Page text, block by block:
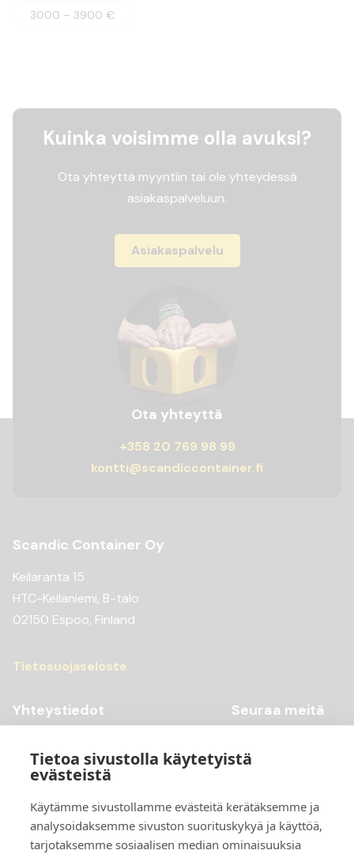
Tietoa sivustolla käytetyistä
evästeistä
Käytämme sivustollamme evästeitä kerätäksemme ja
analysoidaksemme sivuston suorituskykyä ja käyttöä,
tarjotaksemme sosiaalisen median ominaisuuksia
3000 – 3900 €
Kuinka voisimme olla avuksi?
Ota yhteyttä myyntiin tai ole yhteydessä
asiakaspalveluun.
Asiakaspalvelu
Ota yhteyttä
+358 20 769 98 99
kontti@scandiccontainer.fi
Scandic Container Oy
Keilaranta 15
HTC-Keilaniemi, B-talo
02150 Espoo, Finland
Tietosuojaseloste
Yhteystiedot
+358 20 769 98 97
Tarkemmat yhteystiedot
Seuraa meitä